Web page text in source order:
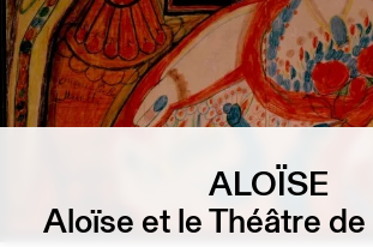
Médiathèque
Éditions
Informations
ALOÏSE
Aloïse et le Théâtre de